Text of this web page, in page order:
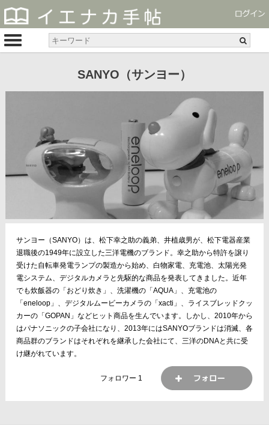
SANYO（サンヨー）
サンヨー（SANYO）は、松下幸之助の義弟、井植歳男が、松下電器産業
退職後の1949年に設立した三洋電機のブランド。幸之助から特許を譲り
受けた自転車発電ランプの製造から始め、白物家電、充電池、太陽光発
電システム、デジタルカメラと先駆的な商品を発表してきました。近年
でも炊飯器の「おどり炊き」、洗濯機の「AQUA」、充電池の
「eneloop」、デジタルムービーカメラの「xacti」、ライスブレッドクッ
カーの「GOPAN」などヒット商品を生んでいます。しかし、2010年から
はパナソニックの子会社になり、2013年にはSANYOブランドは消滅、各
商品群のブランドはそれぞれを継承した会社にて、三洋のDNAと共に受
け継がれています。
フォロワー 1